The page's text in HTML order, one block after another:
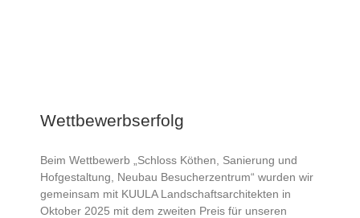
Wettbewerbserfolg
Beim Wettbewerb „Schloss Köthen, Sanierung und
Hofgestaltung, Neubau Besucherzentrum“ wurden wir
gemeinsam mit KUULA Landschaftsarchitekten in
Oktober 2025 mit dem zweiten Preis für unseren